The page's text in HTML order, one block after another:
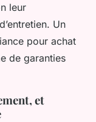
leur
Un
pour achat
de garanties
et